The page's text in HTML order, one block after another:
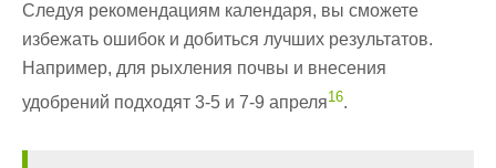
Следуя рекомендациям календаря, вы сможете
избежать ошибок и добиться лучших результатов.
Например, для рыхления почвы и внесения
удобрений подходят 3-5 и 7-9 апреля16.